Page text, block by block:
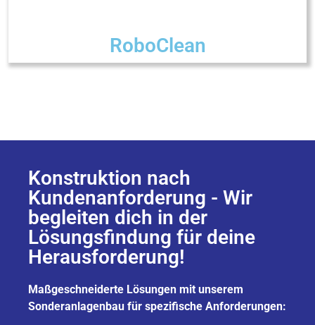
RoboClean
Konstruktion nach
Kundenanforderung - Wir
begleiten dich in der
Lösungsfindung für deine
Herausforderung!
Maßgeschneiderte Lösungen mit unserem
Sonderanlagenbau für spezifische Anforderungen: